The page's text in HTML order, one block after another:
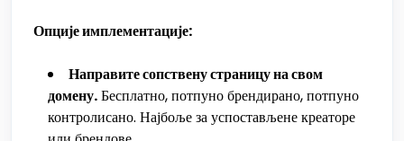
Опције имплементације:
Направите сопствену страницу на свом
домену.Бесплатно, потпуно брендирано, потпуно
контролисано. Најбоље за успостављене креаторе